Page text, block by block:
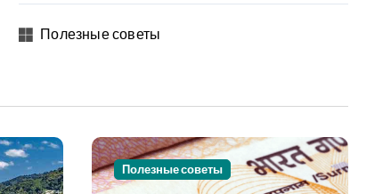
Полезные советы
Полезные советы